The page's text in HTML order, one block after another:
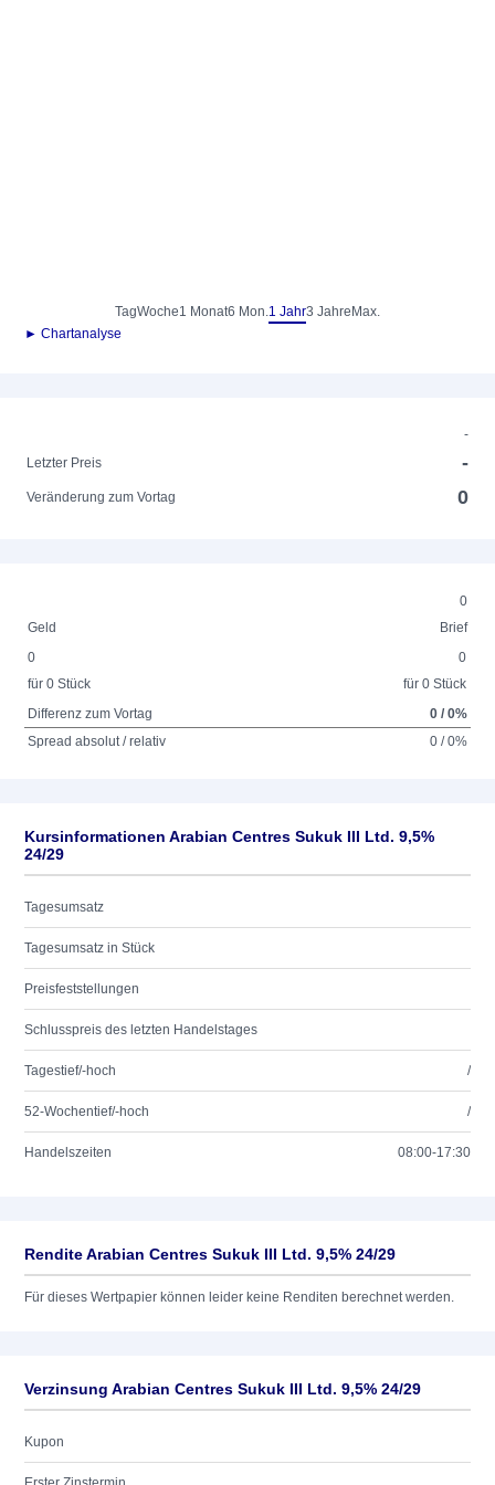
TagWoche1 Monat6 Mon.1 Jahr3 Jahre Max.
► Chartanalyse
-
Letzter Preis
-
Veränderung zum Vortag 0
0
Geld
Brief
0
für 0 Stück
0
für 0 Stück
Differenz zum Vortag
0 / 0%
Spread absolut / relativ
0 / 0%
Kursinformationen Arabian Centres Sukuk III Ltd. 9,5%
24/29
Tagesumsatz
Tagesumsatz in Stück
Preisfeststellungen
Schlusspreis des letzten Handelstages
Tagestief/-hoch /
52-Wochentief/-hoch /
Handelszeiten 08:00-17:30
Rendite Arabian Centres Sukuk III Ltd. 9,5% 24/29
Für dieses Wertpapier können leider keine Renditen berechnet werden.
Verzinsung Arabian Centres Sukuk III Ltd. 9,5% 24/29
Kupon